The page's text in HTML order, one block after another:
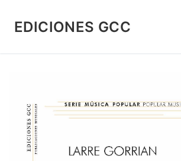
contenido
EDICIONES GCC